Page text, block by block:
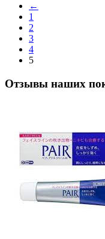
←
1
2
3
4
5
Отзывы наших